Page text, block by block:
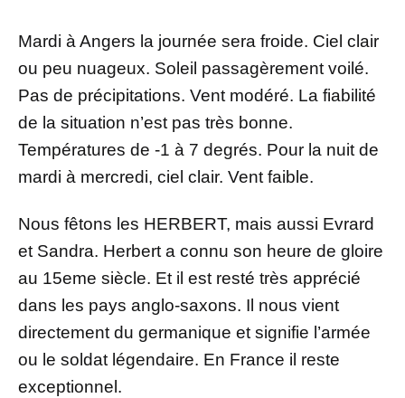
Mardi à Angers la journée sera froide. Ciel clair
ou peu nuageux. Soleil passagèrement voilé.
Pas de précipitations. Vent modéré. La fiabilité
de la situation n’est pas très bonne.
Températures de -1 à 7 degrés. Pour la nuit de
mardi à mercredi, ciel clair. Vent faible.
Nous fêtons les HERBERT, mais aussi Evrard
et Sandra. Herbert a connu son heure de gloire
au 15eme siècle. Et il est resté très apprécié
dans les pays anglo-saxons. Il nous vient
directement du germanique et signifie l’armée
ou le soldat légendaire. En France il reste
exceptionnel.